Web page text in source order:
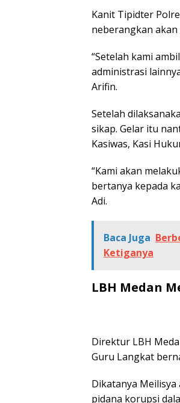
Kanit Tipidter
neberangkan
“Setelah kami
administrasi
Arifin.
Setelah
sikap. Gelar itu
Kasiwas, Kasi
“Kami akan
bertanya kepada
Adi.
Baca Juga
Ketiganya
LBH Medan
Direktur LBH
Guru Langkat
Dikatanya
pidana korupsi